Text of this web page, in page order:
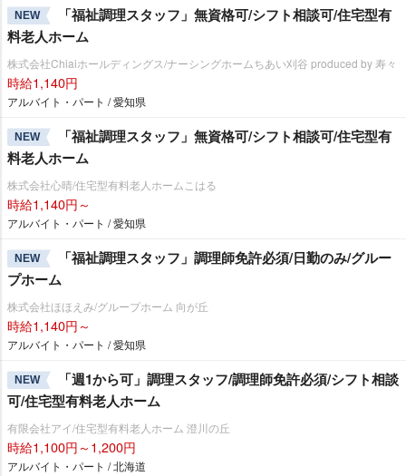
NEW
「福祉調理スタッフ」無資格可/シフト相談可/住宅型有
料老人ホーム
株式会社Chiaiホールディングス/ナーシングホームちあい刈谷 produced by 寿々
時給1,140円
アルバイト・パート / 愛知県
NEW
「福祉調理スタッフ」無資格可/シフト相談可/住宅型有
料老人ホーム
株式会社心晴/住宅型有料老人ホームこはる
時給1,140円～
アルバイト・パート / 愛知県
NEW
「福祉調理スタッフ」調理師免許必須/日勤のみ/グルー
プホーム
株式会社ほほえみ/グループホーム 向が丘
時給1,140円～
アルバイト・パート / 愛知県
NEW
「週1から可」調理スタッフ/調理師免許必須/シフト相談
可/住宅型有料老人ホーム
有限会社アイ/住宅型有料老人ホーム 澄川の丘
時給1,100円～1,200円
アルバイト・パート / 北海道